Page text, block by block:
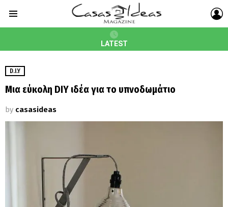
LATEST
D.I.Y
Μια εύκολη DIY ιδέα για το υπνοδωμάτιο
by casasideas